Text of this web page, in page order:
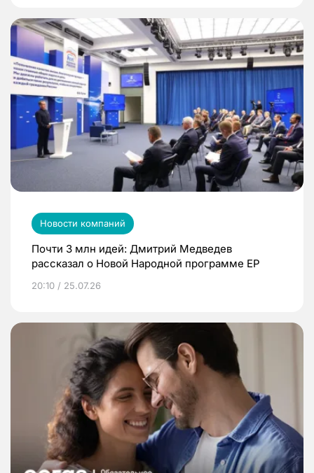
Новости компаний
Почти 3 млн идей: Дмитрий Медведев
рассказал о Новой Народной программе ЕР
20:10 / 25.07.26